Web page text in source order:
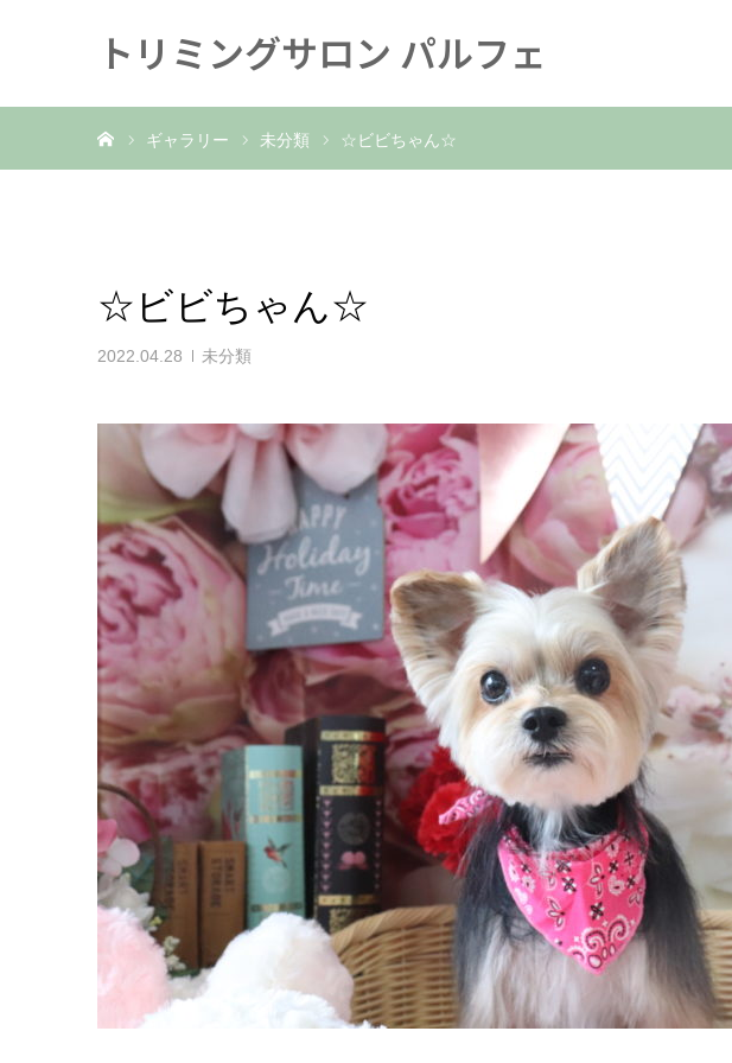
トリミングサロン パルフェ
ギャラリー 未分類 ☆ビビちゃん☆
☆ビビちゃん☆
2022.04.28 未分類